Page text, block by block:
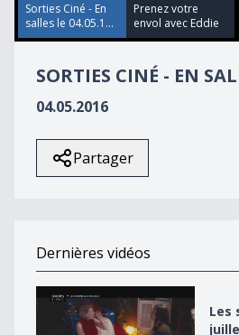
21
seconds
Sorties Ciné - En
salles le 04.05.1...
Prenez votre
envol avec Eddie
SORTIES CINÉ - EN
04.05.2016
Partager
Dernières vidéos
Les sorties ciné des 29 juillet,
Les